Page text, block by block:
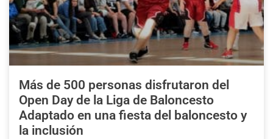
Más de 500 personas disfrutaron del
Open Day de la Liga de Baloncesto
Adaptado en una fiesta del baloncesto y
la inclusión